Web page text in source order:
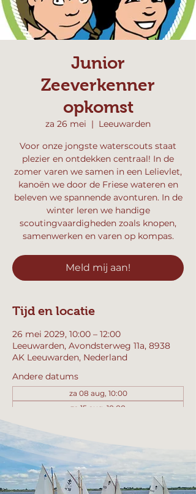
Junior
Zeeverkenner
opkomst
za 26 mei
  |
Leeuwarden
Voor onze jongste waterscouts staat
plezier en ontdekken centraal! In de
zomer varen we samen in een Lelievlet,
kanoën we door de Friese wateren en
beleven we spannende avonturen. In de
winter leren we handige
scoutingvaardigheden zoals knopen,
samenwerken en varen op kompas.
Meld mij aan!
Tijd en locatie
26 mei 2029, 10:00 – 12:00
Leeuwarden, Avondsterweg 11a, 8938
AK Leeuwarden, Nederland
Andere datums
za 08 aug, 10:00
za 15 aug, 10:00
Bekijk alle 358 datums
Meld mij aan!